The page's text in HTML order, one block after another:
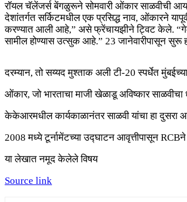
रॉयल चॅलेंजर्स बेंगळुरूने सोमवारी ओंकार साळवीची
देशांतर्गत सर्किटमधील एक प्रसिद्ध नाव, ओंकारने
करण्यात आली आहे,” असे फ्रेंचायझीने ट्विट केले.
सामील होण्यास उत्सुक आहे.” 23 जानेवारीपासून सुरू
दरम्यान, तो सय्यद मुश्ताक अली टी-20 स्पर्धेत
ओंकार, जो भारताचा माजी खेळाडू अविष्कार
केकेआरमधील कार्यकाळानंतर साळवी यांचा हा दुसरा
2008 मध्ये टूर्नामेंटच्या उद्घाटन आवृत्तीपासून
या लेखात नमूद केलेले विषय
Source link